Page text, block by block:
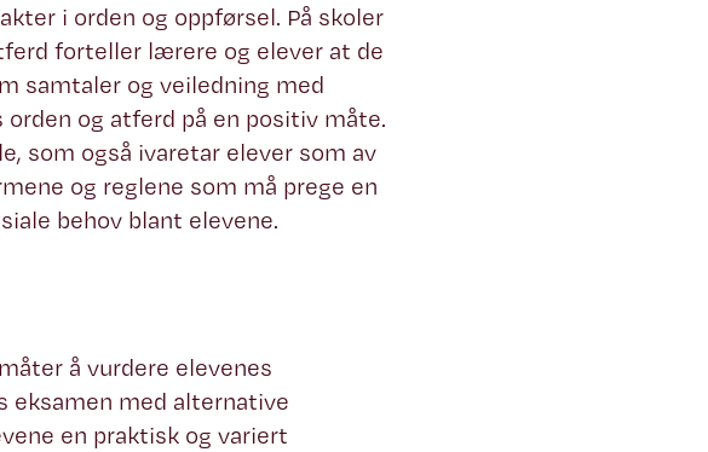
i orden og oppførsel. På skoler
forteller lærere og elever at de
samtaler og veiledning med
og atferd på en positiv måte.
som også ivaretar elever som av
og reglene som må prege en
behov blant elevene.
å vurdere elevenes
eksamen med alternative
en praktisk og variert